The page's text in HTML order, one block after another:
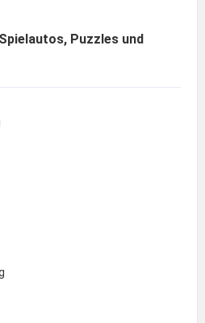
Puzzles und